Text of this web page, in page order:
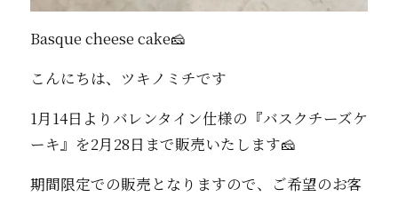
Basque cheese cake🧀
こんにちは、ツキノミチです️
1月14日よりバレンタイン仕様の『バスクチーズケ
ーキ』を2月28日まで販売いたします🧀
期間限定での販売となりますので、ご希望のお客